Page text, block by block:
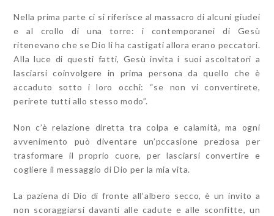
Nella prima parte ci si riferisce al massacro di alcuni giudei
e al crollo di una torre: i contemporanei di Gesù
ritenevano che se Dio li ha castigati allora erano peccatori.
Alla luce di questi fatti, Gesù invita i suoi ascoltatori a
lasciarsi coinvolgere in prima persona da quello che è
accaduto sotto i loro occhi: “se non vi convertirete,
perirete tutti allo stesso modo”.
Non c’è relazione diretta tra colpa e calamità, ma ogni
avvenimento può diventare un’pccasione preziosa per
trasformare il proprio cuore, per lasciarsi convertire e
cogliere il messaggio di Dio per la mia vita.
La paziena di Dio di fronte all’albero secco, è un invito a
non scoraggiarsi davanti alle cadute e alle sconfitte, un